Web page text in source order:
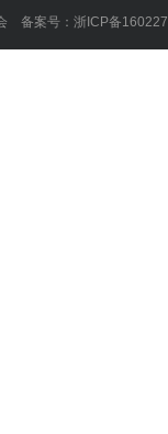
备案号： 浙ICP备